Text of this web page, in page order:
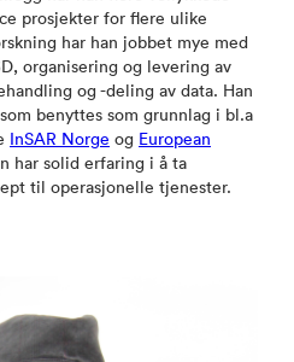
prosjekter for flere ulike
har han jobbet mye med
organisering og levering av
og -deling av data. Han
som benyttes som grunnlag i bl.a
InSAR Norge og European
har solid erfaring i å ta
til operasjonelle tjenester.